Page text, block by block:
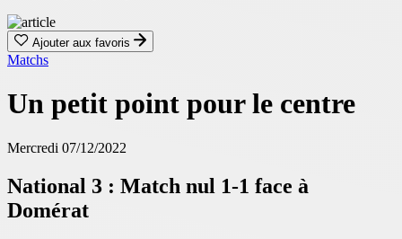
Ajouter aux favoris
Matchs
Un petit point pour le centre
Mercredi 07/12/2022
National 3 : Match nul 1-1 face à
Domérat